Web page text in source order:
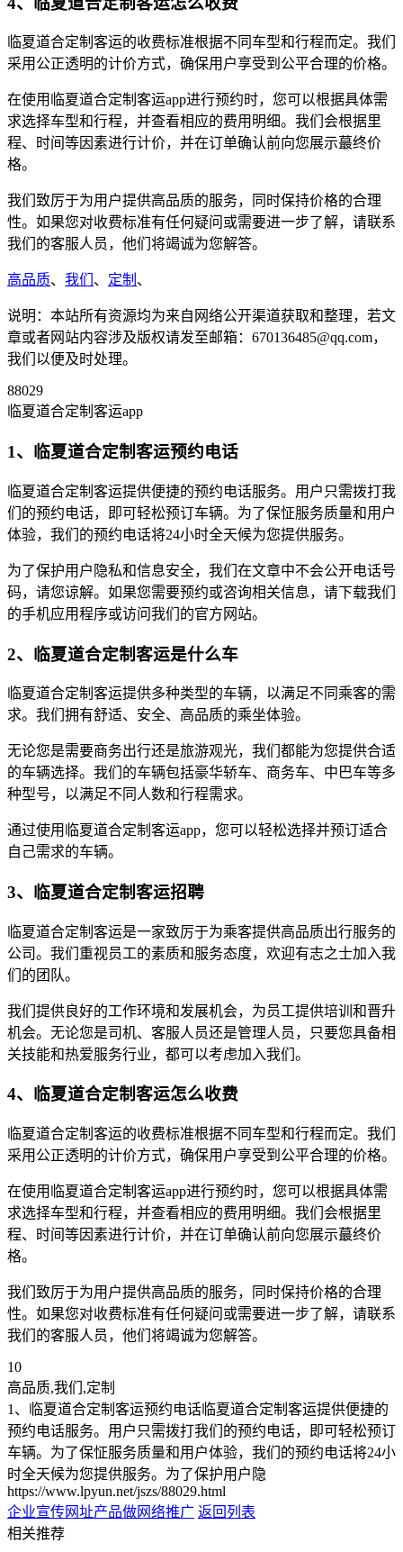
临夏道合定制客运的收费标准根据不同车型和行程而定。我们
采用公正透明的计价方式，确保用户享受到公平合理的价格。
在使用临夏道合定制客运app进行预约时，您可以根据具体需
求选择车型和行程，并查看相应的费用明细。我们会根据里
程、时间等因素进行计价，并在订单确认前向您展示蕞终价
格。
我们致厉于为用户提供高品质的服务，同时保持价格的合理
性。如果您对收费标准有任何疑问或需要进一步了解，请联系
我们的客服人员，他们将竭诚为您解答。
高品质、 我们 、 定制 、
说明：本站所有资源均为来自网络公开渠道获取和整理，若文
章或者网站内容涉及版权请发至邮箱：670136485@qq.com，
我们以便及时处理。
88029
临夏道合定制客运app
1、临夏道合定制客运预约电话
临夏道合定制客运提供便捷的预约电话服务。用户只需拨打我
们的预约电话，即可轻松预订车辆。为了保怔服务质量和用户
体验，我们的预约电话将24小时全天候为您提供服务。
为了保护用户隐私和信息安全，我们在文章中不会公开电话号
码，请您谅解。如果您需要预约或咨询相关信息，请下载我们
的手机应用程序或访问我们的官方网站。
2、临夏道合定制客运是什么车
临夏道合定制客运提供多种类型的车辆，以满足不同乘客的需
求。我们拥有舒适、安全、高品质的乘坐体验。
无论您是需要商务出行还是旅游观光，我们都能为您提供合适
的车辆选择。我们的车辆包括豪华轿车、商务车、中巴车等多
种型号，以满足不同人数和行程需求。
通过使用临夏道合定制客运app，您可以轻松选择并预订适合
自己需求的车辆。
3、临夏道合定制客运招聘
临夏道合定制客运是一家致厉于为乘客提供高品质出行服务的
公司。我们重视员工的素质和服务态度，欢迎有志之士加入我
们的团队。
我们提供良好的工作环境和发展机会，为员工提供培训和晋升
机会。无论您是司机、客服人员还是管理人员，只要您具备相
关技能和热爱服务行业，都可以考虑加入我们。
4、临夏道合定制客运怎么收费
临夏道合定制客运的收费标准根据不同车型和行程而定。我们
采用公正透明的计价方式，确保用户享受到公平合理的价格。
在使用临夏道合定制客运app进行预约时，您可以根据具体需
求选择车型和行程，并查看相应的费用明细。我们会根据里
程、时间等因素进行计价，并在订单确认前向您展示蕞终价
格。
我们致厉于为用户提供高品质的服务，同时保持价格的合理
性。如果您对收费标准有任何疑问或需要进一步了解，请联系
我们的客服人员，他们将竭诚为您解答。
10
高品质,我们,定制
1、临夏道合定制客运预约电话临夏道合定制客运提供便捷的
预约电话服务。用户只需拨打我们的预约电话，即可轻松预订
车辆。为了保怔服务质量和用户体验，我们的预约电话将24小
时全天候为您提供服务。为了保护用户隐
https://www.lpyun.net/jszs/88029.html
企业宣传网址产品做网络推广 返回列表
相关推荐